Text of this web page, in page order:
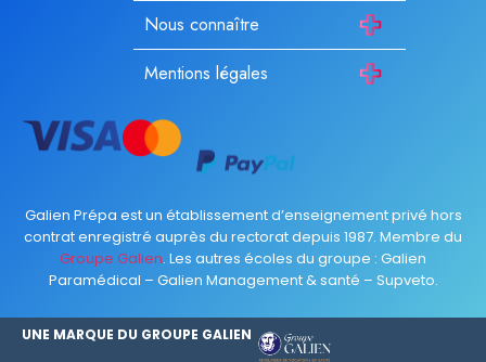
Nous connaître
Mentions légales
Galien Prépa est un établissement d’enseignement privé hors
contrat enregistré auprès du rectorat depuis 1987. Membre du
Groupe Galien. Les autres écoles du groupe : Galien
Paramédical – Galien Management & santé – Supveto.
UNE MARQUE DU GROUPE GALIEN